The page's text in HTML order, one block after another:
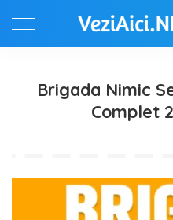
Brigada Nimic
Complet